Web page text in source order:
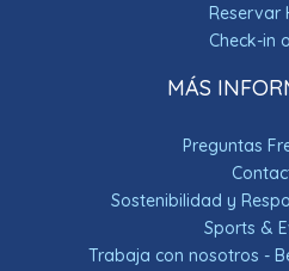
Reservar
Check-in
MÁS
Preguntas
Sostenibilidad y
Sports &
Trabaja con nosotros -